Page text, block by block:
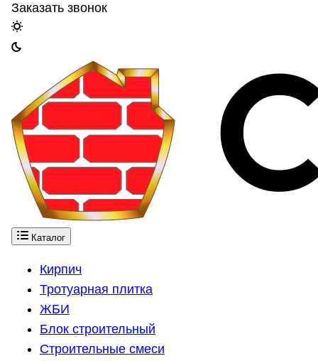
Заказать звонок
Каталог
Кирпич
Тротуарная плитка
ЖБИ
Блок строительный
Строительные смеси